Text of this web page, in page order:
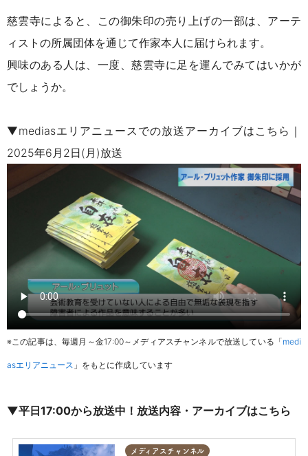
慈雲寺によると、 この御朱印の売り上げの一部は、 アーテ
ィストの所属団体を通じて作家本人に届けられます。
興味のある人は、 一度、慈雲寺に足を運んでみてはいかが
でしょうか。
▼mediasエリアニュースでの放送アーカイブはこちら｜
2025年6月2日(月)放送
※この記事は、毎週月～金17:00～メディアスチャンネルで放送している「medi
asエリアニュース 」をもとに作成しています
▼平日17:00から放送中！放送内容・アーカイブはこちら
メディアスチャンネル